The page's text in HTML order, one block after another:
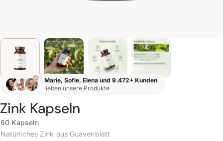
Marie, Sofie, Elena und 9.472+ Kunden
lieben unsere Produkte
Zink Kapseln
60 Kapseln
Natürliches Zink aus Guavenblatt